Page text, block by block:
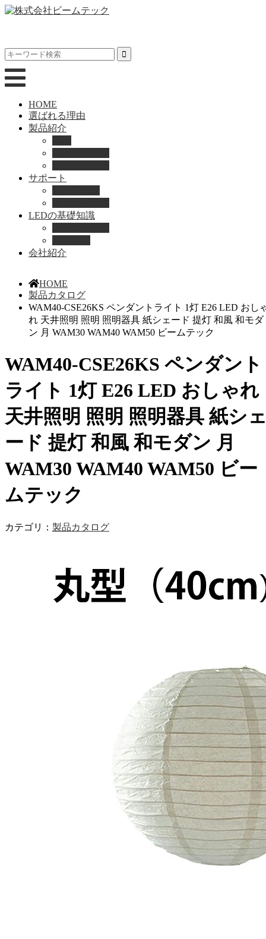
HOME
選ばれる理由
製品紹介
サポート
LEDの基礎知識
会社紹介
HOME
製品カタログ
WAM40-CSE26KS ペンダントライト 1灯 E26 LED おし
れ 天井照明 照明 照明器具 紙シェード 提灯 和風 和モダ
ン 月 WAM30 WAM40 WAM50 ビームテック
WAM40-CSE26KS ペンダント
ライト 1灯 E26 LED おしゃれ
天井照明 照明 照明器具 紙シ
ード 提灯 和風 和モダン 月
WAM30 WAM40 WAM50 ビー
ムテック
カテゴリ： 製品カタログ